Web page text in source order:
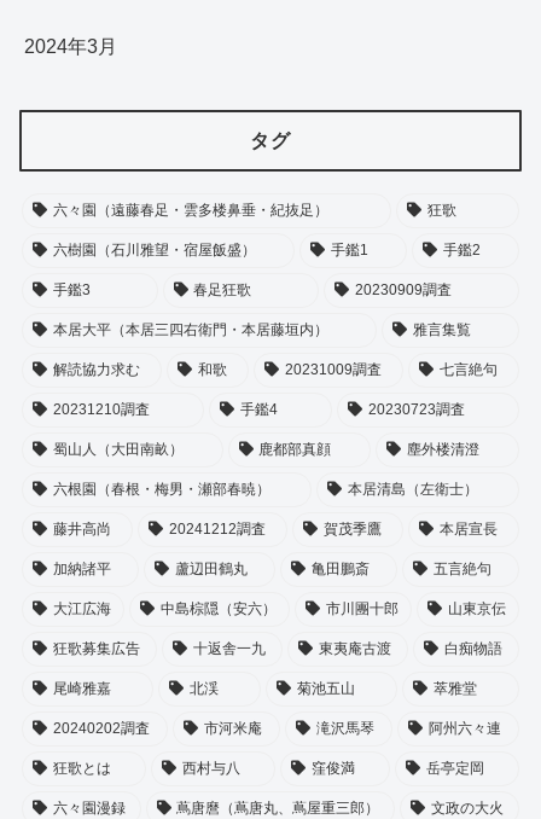
2024年3月
タグ
六々園（遠藤春足・雲多楼鼻垂・紀抜足） 狂歌
六樹園（石川雅望・宿屋飯盛） 手鑑1 手鑑2
手鑑3 春足狂歌 20230909調査
本居大平（本居三四右衛門・本居藤垣内） 雅言集覧
解読協力求む 和歌 20231009調査 七言絶句
20231210調査 手鑑4 20230723調査
蜀山人（大田南畝） 鹿都部真顔 塵外楼清澄
六根園（春根・梅男・瀬部春暁） 本居清島（左衛士）
藤井高尚 20241212調査 賀茂季鷹 本居宣長
加納諸平 蘆辺田鶴丸 亀田鵬斎 五言絶句
大江広海 中島棕隠（安六） 市川團十郎 山東京伝
狂歌募集広告 十返舎一九 東夷庵古渡 白痴物語
尾崎雅嘉 北渓 菊池五山 萃雅堂
20240202調査 市河米庵 滝沢馬琴 阿州六々連
狂歌とは 西村与八 窪俊満 岳亭定岡
六々園漫録 蔦唐麿（蔦唐丸、蔦屋重三郎） 文政の大火